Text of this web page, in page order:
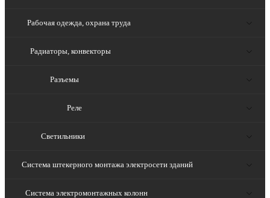
Рабочая одежда, охрана труда
Радиаторы, конвекторы
Разъемы
Реле
Светильники
Система штекерного монтажа электросети зданий
Система электромонтажных колонн